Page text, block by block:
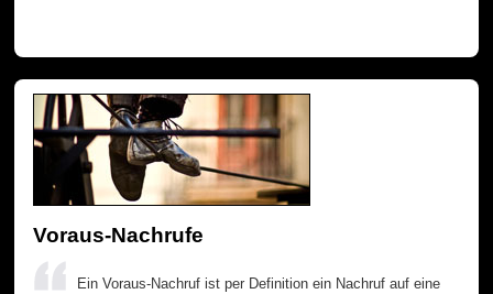
Voraus-Nachrufe
Ein Voraus-Nachruf ist per Definition ein Nachruf auf eine